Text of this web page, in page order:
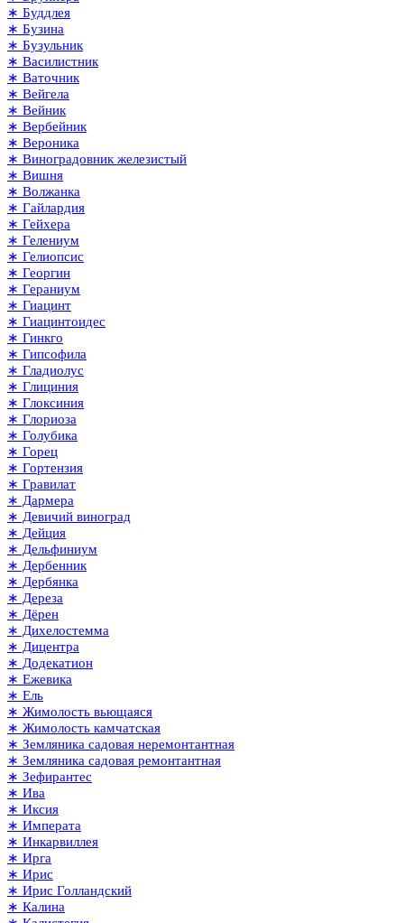
∗ Буддлея
∗ Бузина
∗ Бузульник
∗ Василистник
∗ Ваточник
∗ Вейгела
∗ Вейник
∗ Вербейник
∗ Вероника
∗ Виноградовник железистый
∗ Вишня
∗ Волжанка
∗ Гайлардия
∗ Гейхера
∗ Гелениум
∗ Гелиопсис
∗ Георгин
∗ Гераниум
∗ Гиацинт
∗ Гиацинтоидес
∗ Гинкго
∗ Гипсофила
∗ Гладиолус
∗ Глициния
∗ Глоксиния
∗ Глориоза
∗ Голубика
∗ Горец
∗ Гортензия
∗ Гравилат
∗ Дармера
∗ Девичий виноград
∗ Дейция
∗ Дельфиниум
∗ Дербенник
∗ Дербянка
∗ Дереза
∗ Дёрен
∗ Дихелостемма
∗ Дицентра
∗ Додекатион
∗ Ежевика
∗ Ель
∗ Жимолость вьющаяся
∗ Жимолость камчатская
∗ Земляника садовая неремонтантная
∗ Земляника садовая ремонтантная
∗ Зефирантес
∗ Ива
∗ Иксия
∗ Императа
∗ Инкарвиллея
∗ Ирга
∗ Ирис
∗ Ирис Голландский
∗ Калина